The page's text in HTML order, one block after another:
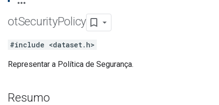
otSecurityPolicy
#include <dataset.h>
Representar a Política de Segurança.
Resumo